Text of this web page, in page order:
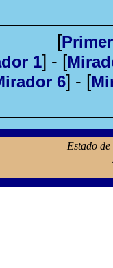
[
1] - [
6] - [
Estado